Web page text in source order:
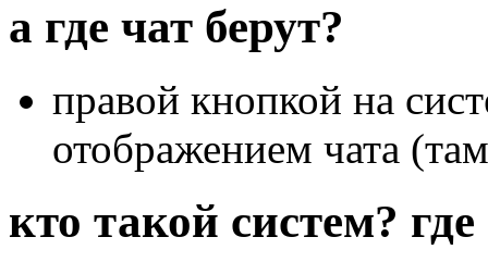
а где чат берут?
правой кнопкой на
отображением чата
кто такой систем? где